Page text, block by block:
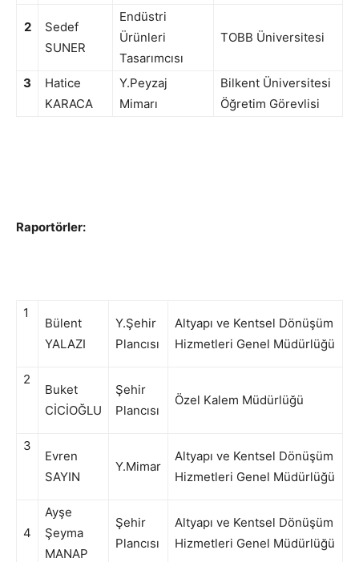
2
Sedef
SUNER
Endüstri
Ürünleri
Tasarımcısı
TOBB Üniversitesi
3
Hatice
KARACA
Y.Peyzaj
Mimarı
Bilkent Üniversitesi
Öğretim Görevlisi
Raportörler:
1
Bülent
YALAZI
Y.Şehir
Plancısı
Altyapı ve Kentsel Dönüşüm
Hizmetleri Genel Müdürlüğü
2
Buket
CİCİOĞLU
Şehir
Plancısı
Özel Kalem Müdürlüğü
3
Evren
SAYIN
Y.Mimar
Altyapı ve Kentsel Dönüşüm
Hizmetleri Genel Müdürlüğü
4
Ayşe
Şeyma
MANAP
Şehir
Plancısı
Altyapı ve Kentsel Dönüşüm
Hizmetleri Genel Müdürlüğü